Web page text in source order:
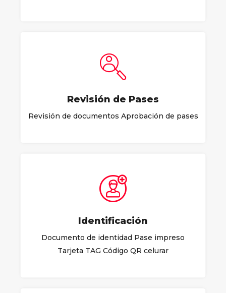
Revisión de Pases
Revisión de documentos Aprobación de pases
Identificación
Documento de identidad Pase impreso
Tarjeta TAG Código QR celurar